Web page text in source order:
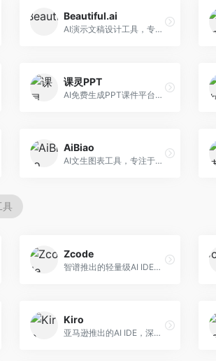
Beautiful.ai
AI演示文稿设计工具，专注于自动化设计排版。面向职场人士，提供智能排版、模板选择、设计优化等服务，设计美观度高。
课灵PPT
AI免费生成PPT课件平台，专注于教育场景。面向教师和教育工作者，提供课件生成、教学设计、模板选择等服务，教育适配性强。
AiBiao
AI文生图表工具，专注于数据可视化展示。面向数据分析师和职场人士，提供图表生成、数据可视化、PPT嵌入等服务，数据展示专业。
具
Zcode
智谱推出的轻量级AI IDE，基于GLM模型。面向开发者，提供智能代码补全、代码生成、错误检测等服务，中文编程支持好。
Kiro
亚马逊推出的AI IDE，深度整合AWS云服务。面向AWS开发者，提供代码生成、云服务集成、部署自动化等服务，与AWS生态无缝衔接。